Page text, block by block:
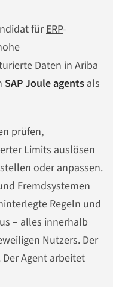
fürERP-
Daten in Ariba
SAP Joule agents als
prüfen,
Limits auslösen
oder anpassen.
Fremdsystemen
Regeln und
– alles innerhalb
Nutzers. Der
Agent arbeitet